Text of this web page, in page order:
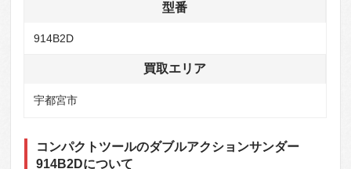
型番
914B2D
買取エリア
宇都宮市
コンパクトツールのダブルアクションサンダー
914B2Dについて